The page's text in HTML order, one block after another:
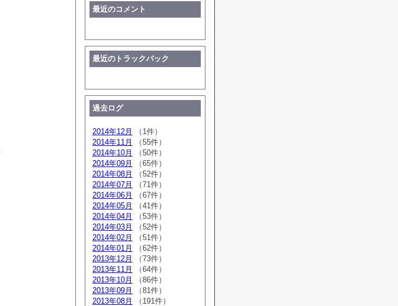
最近のコメント
最近のトラックバック
過去ログ
2014年12月
（1件）
2014年11月
（55件）
2014年10月
（50件）
2014年09月
（65件）
2014年08月
（52件）
2014年07月
（71件）
2014年06月
（67件）
2014年05月
（41件）
2014年04月
（53件）
2014年03月
（52件）
2014年02月
（51件）
2014年01月
（62件）
2013年12月
（73件）
2013年11月
（64件）
2013年10月
（86件）
2013年09月
（81件）
2013年08月
（191件）